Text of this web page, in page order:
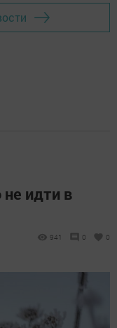
идти в
941 0 0